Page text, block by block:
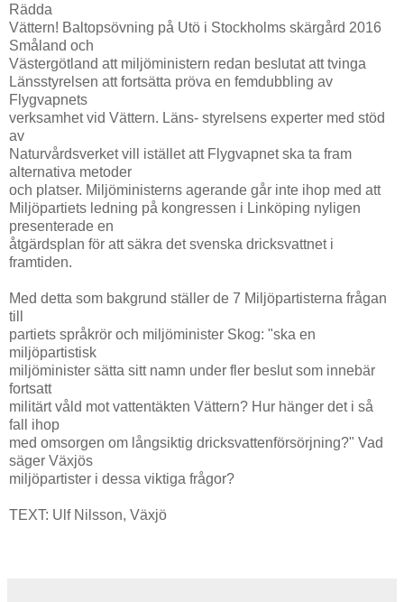
Rädda
Vättern! Baltopsövning på Utö i Stockholms skärgård 2016
Småland och
Västergötland att miljöministern redan beslutat att tvinga
Länsstyrelsen att fortsätta pröva en femdubbling av
Flygvapnets
verksamhet vid Vättern. Läns- styrelsens experter med stöd
av
Naturvårdsverket vill istället att Flygvapnet ska ta fram
alternativa metoder
och platser. Miljöministerns agerande går inte ihop med att
Miljöpartiets ledning på kongressen i Linköping nyligen
presenterade en
åtgärdsplan för att säkra det svenska dricksvattnet i
framtiden.
Med detta som bakgrund ställer de 7 Miljöpartisterna frågan
till
partiets språkrör och miljöminister Skog: "ska en
miljöpartistisk
miljöminister sätta sitt namn under fler beslut som innebär
fortsatt
militärt våld mot vattentäkten Vättern? Hur hänger det i så
fall ihop
med omsorgen om långsiktig dricksvattenförsörjning?" Vad
säger Växjös
miljöpartister i dessa viktiga frågor?
TEXT: Ulf Nilsson, Växjö